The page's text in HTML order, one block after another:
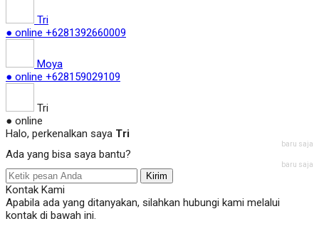
Tri
● online +6281392660009
Moya
● online +628159029109
Tri
● online
Halo, perkenalkan saya Tri
baru saja
Ada yang bisa saya bantu?
baru saja
Kirim
Kontak Kami
Apabila ada yang ditanyakan, silahkan hubungi kami melalui
kontak di bawah ini.